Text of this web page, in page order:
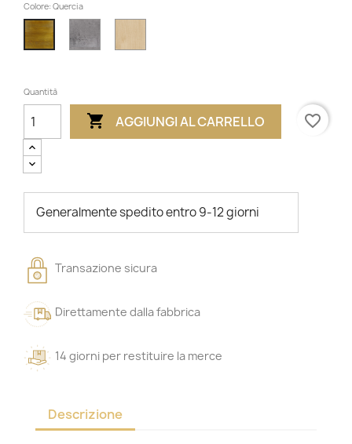
Colore: Quercia
Quantità
 AGGIUNGI AL CARRELLO favorite_border
Generalmente spedito entro 9-12 giorni
Transazione sicura
Direttamente dalla fabbrica
14 giorni per restituire la merce
Descrizione